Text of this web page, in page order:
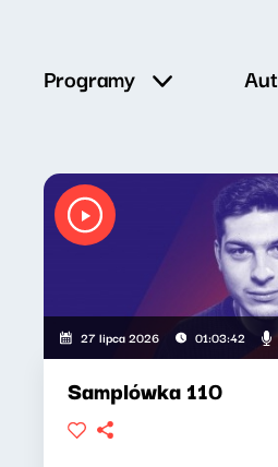
Programy
27 lipca 2026 01:03:42
Samplówka 110